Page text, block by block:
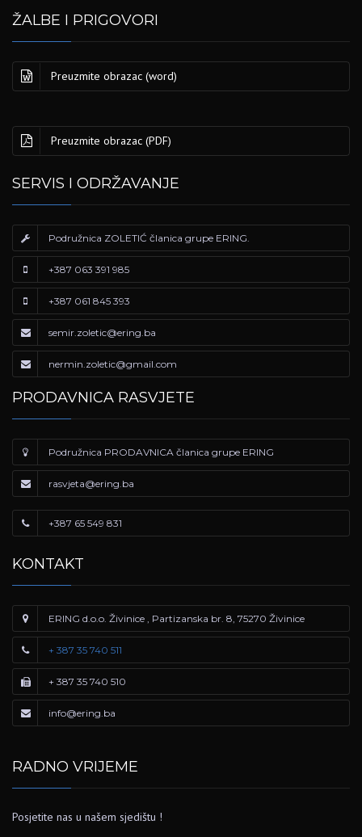
ŽALBE I PRIGOVORI
Preuzmite obrazac (word)
Preuzmite obrazac (PDF)
SERVIS I ODRŽAVANJE
Podružnica ZOLETIĆ članica grupe ERING.
+387 063 391 985
+387 061 845 393
semir.zoletic@ering.ba
nermin.zoletic@gmail.com
PRODAVNICA RASVJETE
Podružnica PRODAVNICA članica grupe ERING
rasvjeta@ering.ba
+387 65 549 831
KONTAKT
ERING d.o.o. Živinice , Partizanska br. 8, 75270 Živinice
+ 387 35 740 511
+ 387 35 740 510
info@ering.ba
RADNO VRIJEME
Posjetite nas u našem sjedištu !